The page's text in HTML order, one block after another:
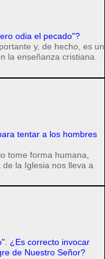
odia el pecado"?
y, de hecho, es un
la enseñanza cristiana.
tentar a los hombres
tome forma humana,
la Iglesia nos lleva a
¿Es correcto invocar
de Nuestro Señor?